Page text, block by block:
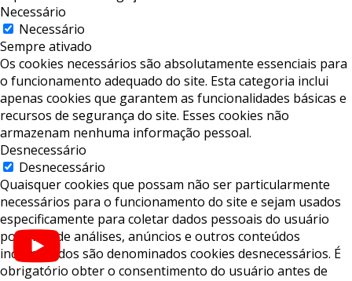
Necessário
Necessário
Sempre ativado
Os cookies necessários são absolutamente essenciais para
o funcionamento adequado do site. Esta categoria inclui
apenas cookies que garantem as funcionalidades básicas e
recursos de segurança do site. Esses cookies não
armazenam nenhuma informação pessoal.
Desnecessário
Desnecessário
Quaisquer cookies que possam não ser particularmente
necessários para o funcionamento do site e sejam usados ​​
especificamente para coletar dados pessoais do usuário
por meio de análises, anúncios e outros conteúdos
incorporados são denominados cookies desnecessários. É
obrigatório obter o consentimento do usuário antes de